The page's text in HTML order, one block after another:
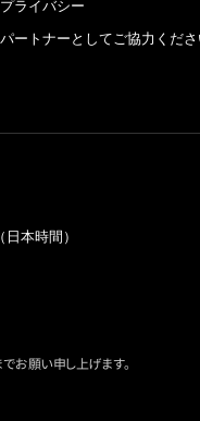
プライバシー
パートナーとしてご協力くださ
本時間）
お願い申し上げます。